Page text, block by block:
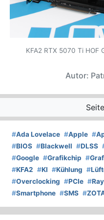
KFA2 RTX 5070 Ti HOF
Autor:
#Ada Lovelace #Apple #
#BIOS #Blackwell #DLSS
#Google #Grafikchip #
#KFA2 #KI #Kühlung #
#Overclocking #PCIe #
#Smartphone #SMS #